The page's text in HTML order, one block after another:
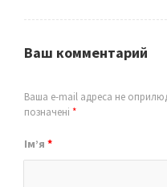
Ваш комментарий
Ваша e-mail адреса не
позначені *
Ім’я *